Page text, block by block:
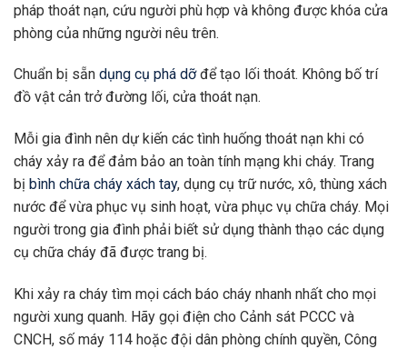
pháp thoát nạn, cứu người phù hợp và không được khóa cửa
phòng của những người nêu trên.
Chuẩn bị sẵn dụng cụ phá dỡđể tạo lối thoát. Không bố trí
đồ vật cản trở đường lối, cửa thoát nạn.
Mỗi gia đình nên dự kiến các tình huống thoát nạn khi có
cháy xảy ra để đảm bảo an toàn tính mạng khi cháy. Trang
bị bình chữa cháy xách tay, dụng cụ trữ nước, xô, thùng xách
nước để vừa phục vụ sinh hoạt, vừa phục vụ chữa cháy. Mọi
người trong gia đình phải biết sử dụng thành thạo các dụng
cụ chữa cháy đã được trang bị.
Khi xảy ra cháy tìm mọi cách báo cháy nhanh nhất cho mọi
người xung quanh. Hãy gọi điện cho Cảnh sát PCCC và
CNCH, số máy 114 hoặc đội dân phòng chính quyền, Công